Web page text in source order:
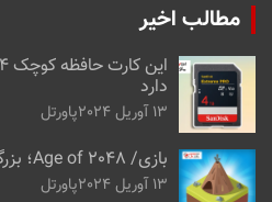
مطالب اخیر
دارد
13 آوریل 2024 پاورتل
بازی/ Age of 2048؛ بزرگ‌ترین تمدن جهان را بسازید
13 آوریل 2024 پاورتل